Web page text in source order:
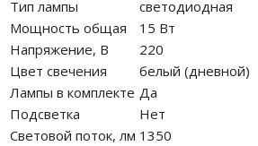
Тип лампы
светодиодная
Мощность общая
15 Вт
Напряжение, В
220
Цвет свечения
белый (дневной)
Лампы в комплекте Да
Подсветка
Нет
Световой поток, лм 1350